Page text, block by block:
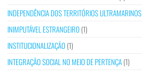
INDEPENDÊNCIA DOS TERRITÓRIOS ULTRAMARINOS
INIMPUTÁVEL ESTRANGEIRO (1)
INSTITUCIONALIZAÇÃO (1)
INTEGRAÇÃO SOCIAL NO MEIO DE PERTENÇA(1)